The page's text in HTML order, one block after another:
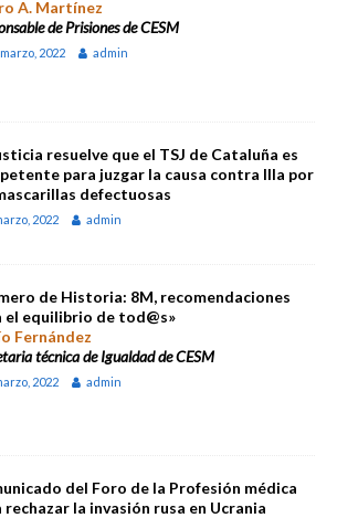
A. Martínez
de Prisiones de CESM
2022 admin
resuelve que el TSJ de Cataluña es
para juzgar la causa contra Illa por
defectuosas
2022 admin
de Historia: 8M, recomendaciones
el equilibrio de tod@s»
Fernández
técnica de Igualdad de CESM
2022 admin
del Foro de la Profesión médica
rechazar la invasión rusa en Ucrania